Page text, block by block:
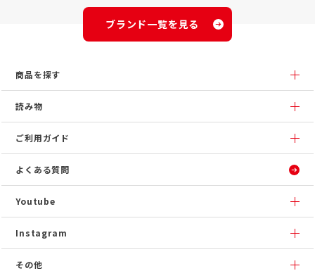
ブランド一覧を見る
商品を探す
読み物
ご利用ガイド
よくある質問
Youtube
Instagram
その他